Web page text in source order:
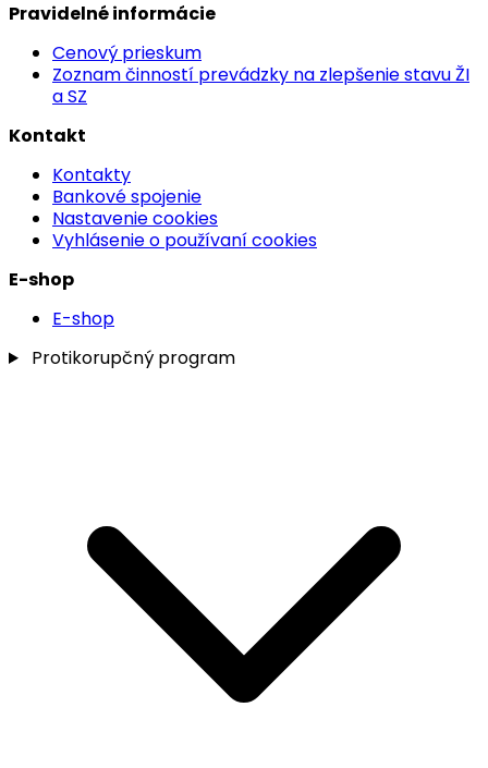
Pravidelné informácie
Cenový prieskum
Zoznam činností prevádzky na zlepšenie stavu ŽI
a SZ
Kontakt
Kontakty
Bankové spojenie
Nastavenie cookies
Vyhlásenie o používaní cookies
E-shop
E-shop
Protikorupčný program